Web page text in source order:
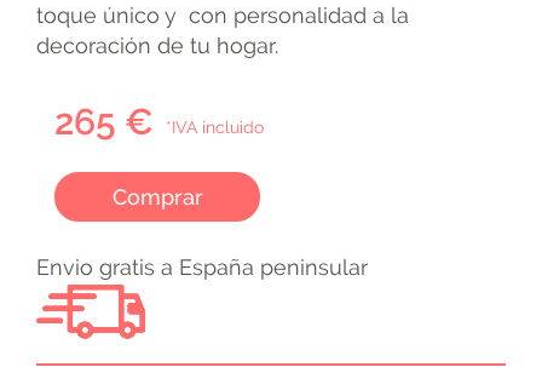
toque único y con personalidad a la
decoración de tu hogar.
265 € *IVA incluido
Comprar
Envio gratis a España peninsular